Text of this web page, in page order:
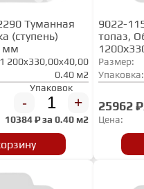
Туманная
(ступень)
мм
1 200x330,00x40,00
0.40 м2
Упаковок
- +
10384₽ за0.40 м2
9022-
топаз,
Размер:
Упаковка:
25962
Цена: